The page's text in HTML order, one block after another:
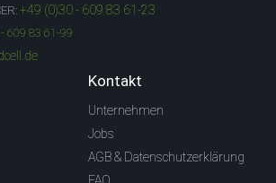
+49 (0)30 - 609 83 61-23
609 83 61-99
Kontakt
Unternehmen
Jobs
AGB & Datenschutzerklärung